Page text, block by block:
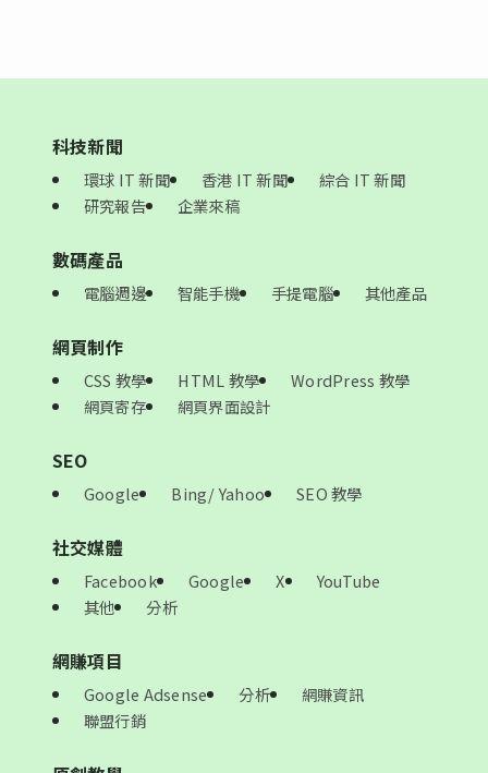
科技新聞
環球 IT 新聞 香港 IT 新聞
綜合 IT 新聞
研究報告
企業來稿
數碼產品
電腦週邊 智能手機 手提電腦 其他產品
網頁制作
CSS 教學 HTML 教學
WordPress 教學
網頁寄存
網頁界面設計
SEO
Google Bing/ Yahoo SEO 教學
社交媒體
Facebook Google X
YouTube
其他
分析
網賺項目
Google Adsense 分析
網賺資訊
聯盟行銷